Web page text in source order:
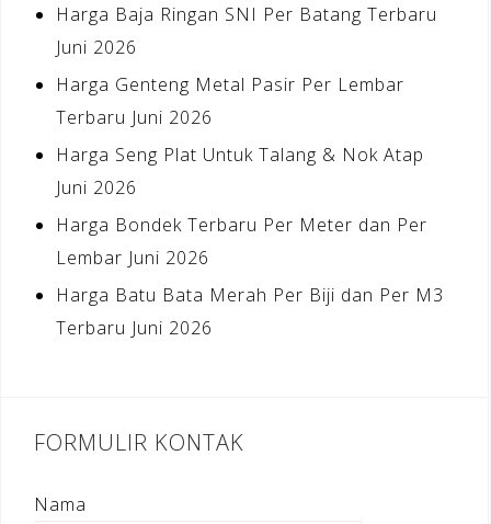
Harga Baja Ringan SNI Per Batang Terbaru
Juni 2026
Harga Genteng Metal Pasir Per Lembar
Terbaru Juni 2026
Harga Seng Plat Untuk Talang & Nok Atap
Juni 2026
Harga Bondek Terbaru Per Meter dan Per
Lembar Juni 2026
Harga Batu Bata Merah Per Biji dan Per M3
Terbaru Juni 2026
FORMULIR KONTAK
Nama